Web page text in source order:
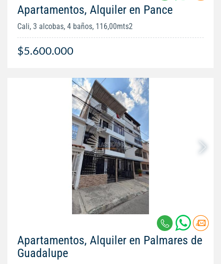
Apartamentos, Alquiler en Pance
Cali, 3 alcobas, 4 baños, 116,00mts2
$5.600.000
Apartamentos, Alquiler en Palmares de
Guadalupe